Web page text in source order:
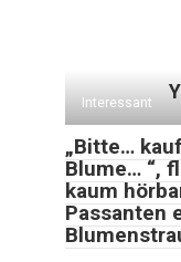
Interessant
„Bitte…
Blume… “,
kaum
Passanten